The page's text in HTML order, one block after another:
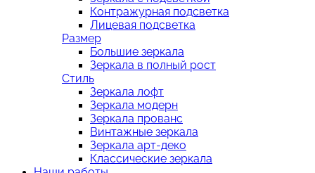
Контражурная подсветка
Лицевая подсветка
Размер
Большие зеркала
Зеркала в полный рост
Стиль
Зеркала лофт
Зеркала модерн
Зеркала прованс
Винтажные зеркала
Зеркала арт-деко
Классические зеркала